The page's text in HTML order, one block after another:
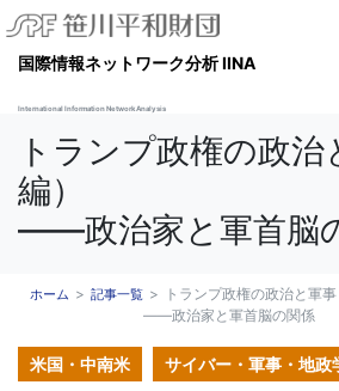
国際情報ネットワーク分析 IINA
International Information Network Analysis
トランプ政権の政治
編）
――政治家と軍首脳
ホーム 記事一覧
トランプ政権の政治と軍事
――政治家と軍首脳の関係
米国・中南米 サイバー・軍事・地政